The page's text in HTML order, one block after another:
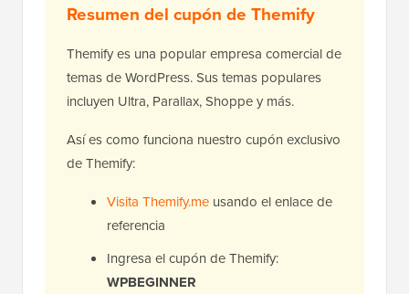
Resumen del cupón de Themify
Themify es una popular empresa comercial de
temas de WordPress. Sus temas populares
incluyen Ultra, Parallax, Shoppe y más.
Así es como funciona nuestro cupón exclusivo
de Themify:
Visita Themify.me usando el enlace de
referencia
Ingresa el cupón de Themify:
WPBEGINNER